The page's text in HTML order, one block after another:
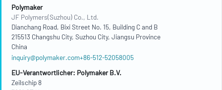
Polymaker
JF Polymers(Suzhou) Co., Ltd.
Dianchang Road, Bixi Street No. 15, Building C and B
215513 Changshu City, Suzhou City, Jiangsu Province
China
inquiry@polymaker.com+86-512-52058005
EU-Verantwortlicher: Polymaker B.V.
Zeilschip 8